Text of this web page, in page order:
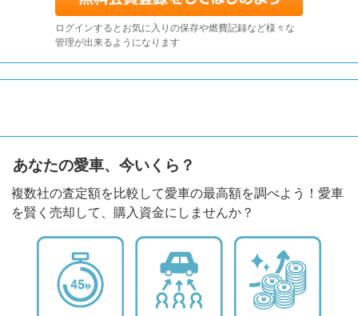
ログインするとお気に入りの保存や燃費記録など様々な
管理が出来るようになります
あなたの愛車、今いくら？
複数社の査定額を比較して愛車の最高額を調べよう！愛車
を賢く売却して、購入資金にしませんか？